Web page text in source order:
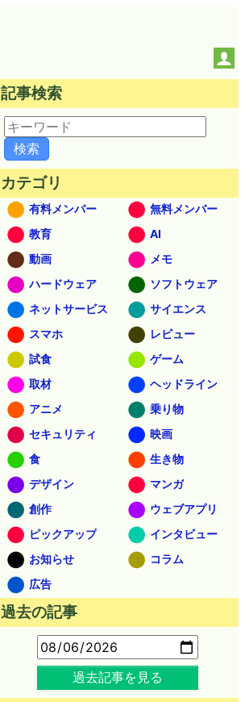
記事検索
カテゴリ
有料メンバー
無料メンバー
教育
AI
動画
メモ
ハードウェア
ソフトウェア
ネットサービス
サイエンス
スマホ
レビュー
試食
ゲーム
取材
ヘッドライン
アニメ
乗り物
セキュリティ
映画
食
生き物
デザイン
マンガ
創作
ウェブアプリ
ピックアップ
インタビュー
お知らせ
コラム
広告
過去の記事
過去記事を見る